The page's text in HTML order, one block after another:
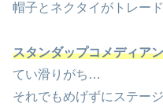
帽子とネクタイがトレード
スタンダップコメディアン
てい滑りがち…
それでもめげずにステー